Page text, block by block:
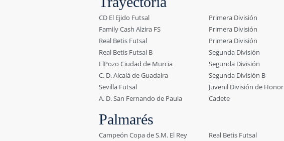
CD El Ejido Futsal Primera División
Family Cash Alzira FS
Primera División
Real Betis Futsal
Primera División
Real Betis Futsal B
Segunda División
ElPozo Ciudad de Murcia
Segunda División
C. D. Alcalá de Guadaira
Segunda División B
Sevilla Futsal
Juvenil División de Honor
A. D. San Fernando de Paula
Cadete
Palmarés
Campeón Copa de S.M. El Rey Real Betis Futsal